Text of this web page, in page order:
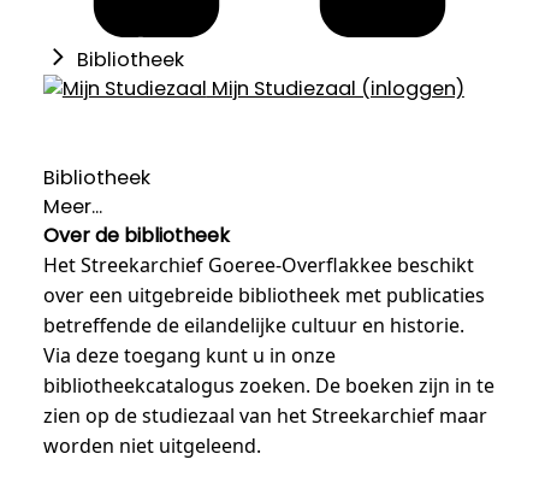
Bibliotheek
Mijn Studiezaal (inloggen)
Bibliotheek
Meer...
Over de bibliotheek
Het Streekarchief Goeree-Overflakkee beschikt
over een uitgebreide bibliotheek met publicaties
betreffende de eilandelijke cultuur en historie.
Via deze toegang kunt u in onze
bibliotheekcatalogus zoeken. De boeken zijn in te
zien op de studiezaal van het Streekarchief maar
worden niet uitgeleend.